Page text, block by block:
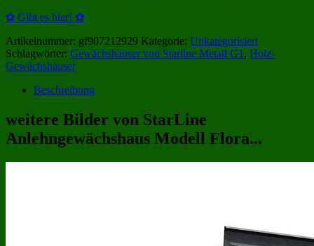
✿ Gibt es hier! ✿
Artikelnummer: gf907212929 Kategorie: Unkategorisiert
Schlagwörter: Gewächshäuser von Starline Metall G1 , Holz-
Gewächshäuser
Beschreibung
weitere Bilder von StarLine
Anlehngewächshaus Modell Flora...